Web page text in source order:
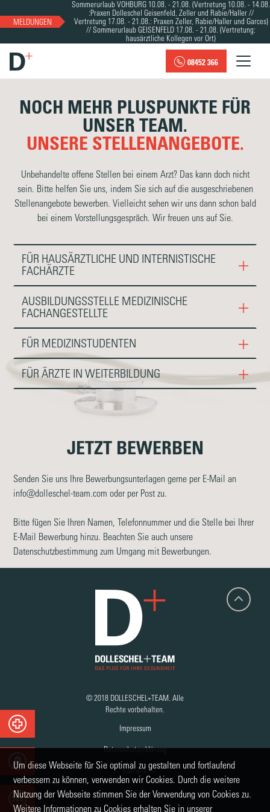
MELDUNGEN
Sommerurlaub VOHBURG 10.08. - 21.08. (Vertretung 10.08. - 14.08.
:Praxen Dolleschel Geisenfeld, Zeller und Rabie/Haller //
Vertretung 17.08. - 21.08.: Praxen Zeller, Rabie/Haller und Garces)
// Sommerurlaub GEISENFELD 17.08. - 21.08. (Vertretung:
hausärztliche Kollegen vor Ort)
08452 366
NOCH MEHR PLUSPUNKTE FÜR
UNSER TEAM.
UNSERE STELLENANGEBOTE.
Unbehandelte offene Stellen bei einem Arzt? Das kann doch nicht
sein. Bitte helfen Sie uns, indem Sie sich auf die ausgeschriebenen
Stellenangebote bewerben. Vielleicht sehen wir uns dann schon bald
bei einem Vorstellungsgespräch. Wir freuen uns auf Sie.
FÜR HAUSÄRZTLICHE UND INTERNISTISCHE
FACHÄRZTE
AUSBILDUNGSSTELLE MEDIZINISCHE
FACHANGESTELLTE
FÜR MEDIZINSTUDENTEN
FÜR ÄRZTE IN WEITERBILDUNG
JETZT BEWERBEN
Senden Sie uns Ihre Bewerbungsunterlagen gerne per E-Mail an
info@dolleschel-team.com oder per Post zu.
Bitte fügen Sie Ihren Namen, Telefonnummer und die Stelle bei Ihrer
E-Mail Bewerbung hinzu. Beachten Sie auch unsere
Datenschutzbestimmung zum Umgang mit Bewerbungen.
© 2018 DOLLESCHEL+TEAM. Alle
Rechte vorbehalten.
Impressum
Datenschutzerklärung
Karriere
Kontakt
Um diese Webseite für Sie optimal zu gestalten und fortlaufend
verbessern zu können, verwenden wir Cookies. Durch die weitere
Nutzung der Webseite stimmen Sie der Verwendung von Cookies zu.
Weitere Informationen zu Cookies erhalten Sie in unserer